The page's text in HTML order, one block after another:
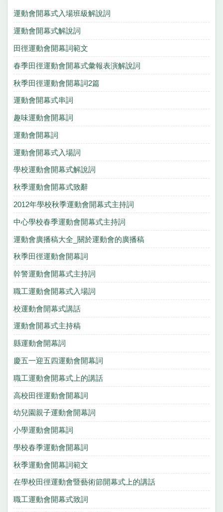
運動會開幕式入場班級解說詞
運動會開幕式解說詞
田徑運動會開幕詞範文
春季田徑運動會開幕式彙報表演解說詞
秋季田徑運動會開幕詞2篇
運動會開幕式串詞
趣味運動會開幕詞
運動會開幕詞
運動會開幕式入場詞
學校運動會開幕式解說詞
秋季運動會開幕式致辭
2012年學校秋季運動會開幕式主持詞
中心學校春季運動會開幕式主持詞
運動會廣播稿大全_關於運動會的廣播稿
秋季田徑運動會開幕詞
幹警運動會開幕式主持詞
職工運動會開幕式入場詞
校運動會開幕式講話
運動會開幕式主持稿
縣運動會開幕詞
慶五一迎五四運動會開幕詞
職工運動會開幕式上的講話
高校田徑運動會開幕詞
幼兒園親子運動會開幕詞
小學運動會開幕詞
學校春季運動會開幕詞
秋季運動會開幕詞範文
在學校田徑運動會暨藝術節開幕式上的講話
職工運動會開幕式致詞